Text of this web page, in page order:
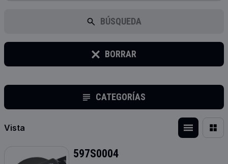
BÚSQUEDA
BORRAR
CATEGORÍAS
Vista
597S0004